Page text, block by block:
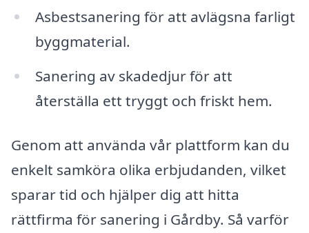
Asbestsanering för att avlägsna farligt
byggmaterial.
Sanering av skadedjur för att
återställa ett tryggt och friskt hem.
Genom att använda vår plattform kan du
enkelt samköra olika erbjudanden, vilket
sparar tid och hjälper dig att hitta
rättfirma för sanering i Gårdby. Så varför